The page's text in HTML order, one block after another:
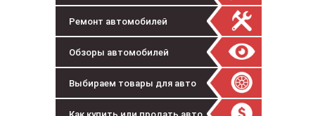
Ремонт автомобилей
Обзоры автомобилей
Выбираем товары для авто